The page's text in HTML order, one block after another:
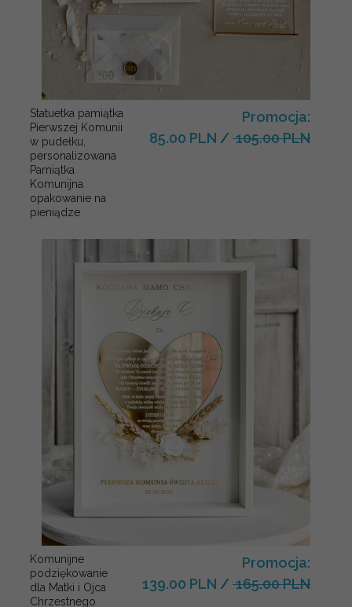
Statuetka pamiątka
Pierwszej Komunii
w pudełku,
personalizowana
Pamiątka
Komunijna
opakowanie na
pieniądze
Promocja:
85.00 PLN / 105.00 PLN
Komunijne
podziękowanie
dla Matki i Ojca
Chrzestnego
Promocja:
139.00 PLN / 165.00 PLN